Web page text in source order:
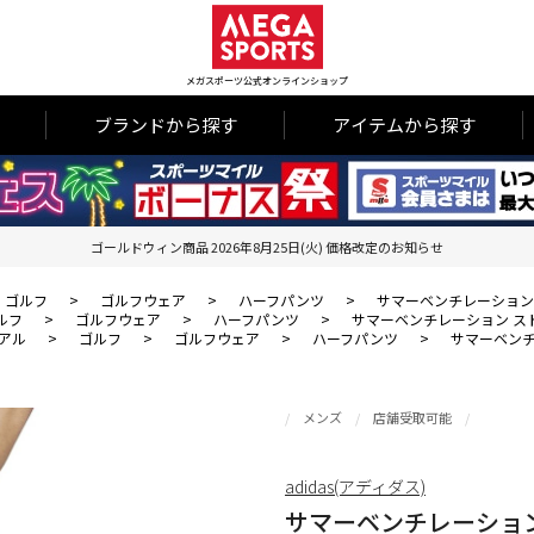
メガスポーツ公式オンラインショップ
ブランドから探す アイテムから探す
ゴールドウィン商品 2026年8月25日(火) 価格改定のお知らせ
ゴルフ > ゴルフウェア > ハーフパンツ >
サマーベンチレーショ
フ
> ゴルフウェア > ハーフパンツ >
サマーベンチレーション
ル
> ゴルフ > ゴルフウェア > ハーフパンツ > サマーベン
メンズ 店舗受取可能
サマーベンチレーシ
adidas(アディダス)